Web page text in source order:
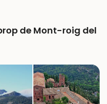
de Mont-roig del